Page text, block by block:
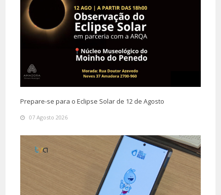
Prepare-se para o Eclipse Solar de 12 de Agosto
07 Agosto 2026